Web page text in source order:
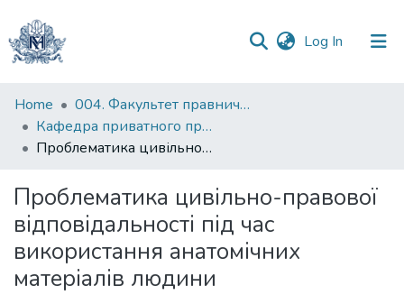
Log In (current)
Communities
&
Collections
Statistics
Home
004. Факультет правничих наук
Кафедра приватного права
Проблематика цивільно-правової відповідальності під час використання анатомічних матеріалів людини
Проблематика цивільно-правової
відповідальності під час
використання анатомічних
матеріалів людини